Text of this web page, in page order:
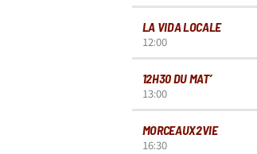
LA VIDA LOCALE
12:00
12H30 DU MAT’
13:00
MORCEAUX2VIE
16:30